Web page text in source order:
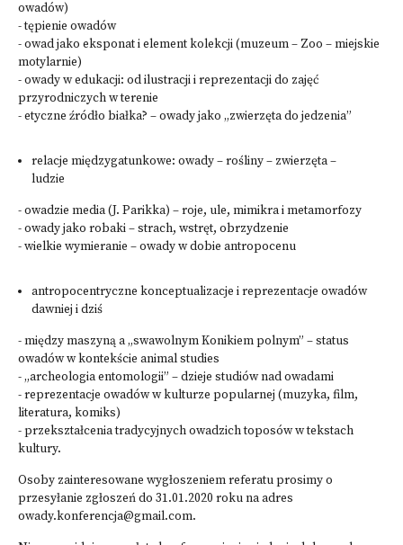
owadów)
- tępienie owadów
- owad jako eksponat i element kolekcji (muzeum – Zoo – miejskie
motylarnie)
- owady w edukacji: od ilustracji i reprezentacji do zajęć
przyrodniczych w terenie
- etyczne źródło białka? – owady jako „zwierzęta do jedzenia”
relacje międzygatunkowe: owady – rośliny – zwierzęta –
ludzie
- owadzie media (J. Parikka) – roje, ule, mimikra i metamorfozy
- owady jako robaki – strach, wstręt, obrzydzenie
- wielkie wymieranie – owady w dobie antropocenu
antropocentryczne konceptualizacje i reprezentacje owadów
dawniej i dziś
- między maszyną a „swawolnym Konikiem polnym” – status
owadów w kontekście animal studies
- „archeologia entomologii” – dzieje studiów nad owadami
- reprezentacje owadów w kulturze popularnej (muzyka, film,
literatura, komiks)
- przekształcenia tradycyjnych owadzich toposów w tekstach
kultury.
Osoby zainteresowane wygłoszeniem referatu prosimy o
przesyłanie zgłoszeń do 31.01.2020 roku na adres
owady.konferencja@gmail.com.